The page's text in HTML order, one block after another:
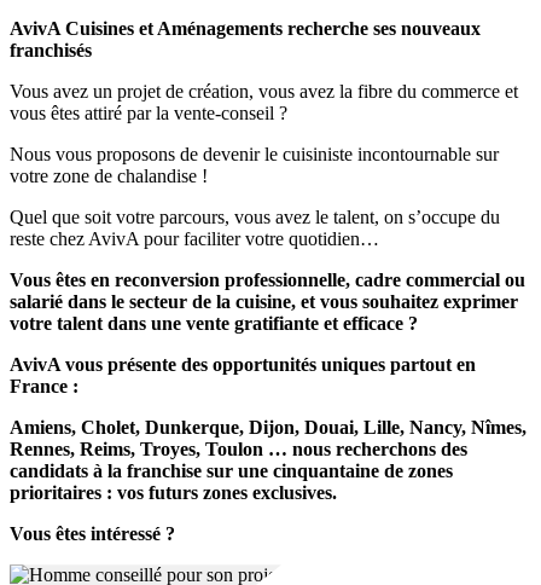
AvivA Cuisines et Aménagements recherche ses nouveaux
franchisés
Vous avez un projet de création, vous avez la fibre du commerce et
vous êtes attiré par la vente-conseil ?
Nous vous proposons de devenir le cuisiniste incontournable sur
votre zone de chalandise !
Quel que soit votre parcours, vous avez le talent, on s’occupe du
reste chez AvivA pour faciliter votre quotidien…
Vous êtes en reconversion professionnelle, cadre commercial ou
salarié dans le secteur de la cuisine, et vous souhaitez exprimer
votre talent dans une vente gratifiante et efficace ?
AvivA vous présente des opportunités uniques partout en
France :
Amiens, Cholet, Dunkerque, Dijon, Douai, Lille, Nancy, Nîmes,
Rennes, Reims, Troyes, Toulon … nous recherchons des
candidats à la franchise sur une cinquantaine de zones
prioritaires : vos futurs zones exclusives.
Vous êtes intéressé ?